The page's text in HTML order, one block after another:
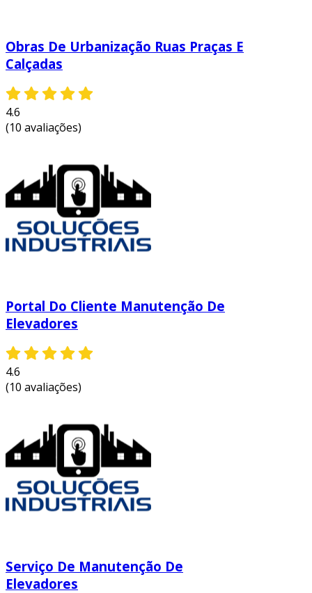
Obras De Urbanização Ruas Praças E
Calçadas
4.6
(10 avaliações)
Portal Do Cliente Manutenção De
Elevadores
4.6
(10 avaliações)
Serviço De Manutenção De
Elevadores